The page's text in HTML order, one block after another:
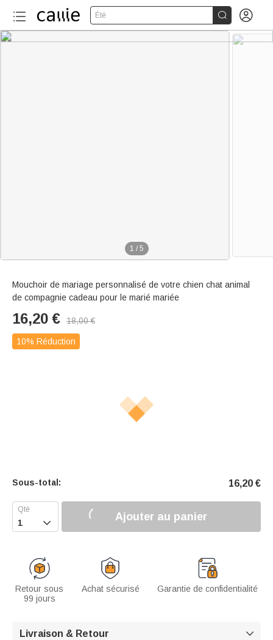
Été  
1 / 5
Mouchoir de mariage personnalisé de votre chien chat animal
de compagnie cadeau pour le marié mariée
16,20 € 18,00€
10% Réduction
Sous-total: 16,20 €
 Ajouter au panier
Retour sous
99 jours
Achat sécurisé Garantie de confidentialité
Livraison & Retour 